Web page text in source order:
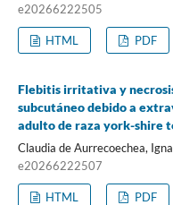
e20266222505
HTML PDF
Flebitis irritativa y
subcutáneo debido a
adulto de raza york-shire
Claudia de Aurrecoechea,
e20266222507
HTML PDF